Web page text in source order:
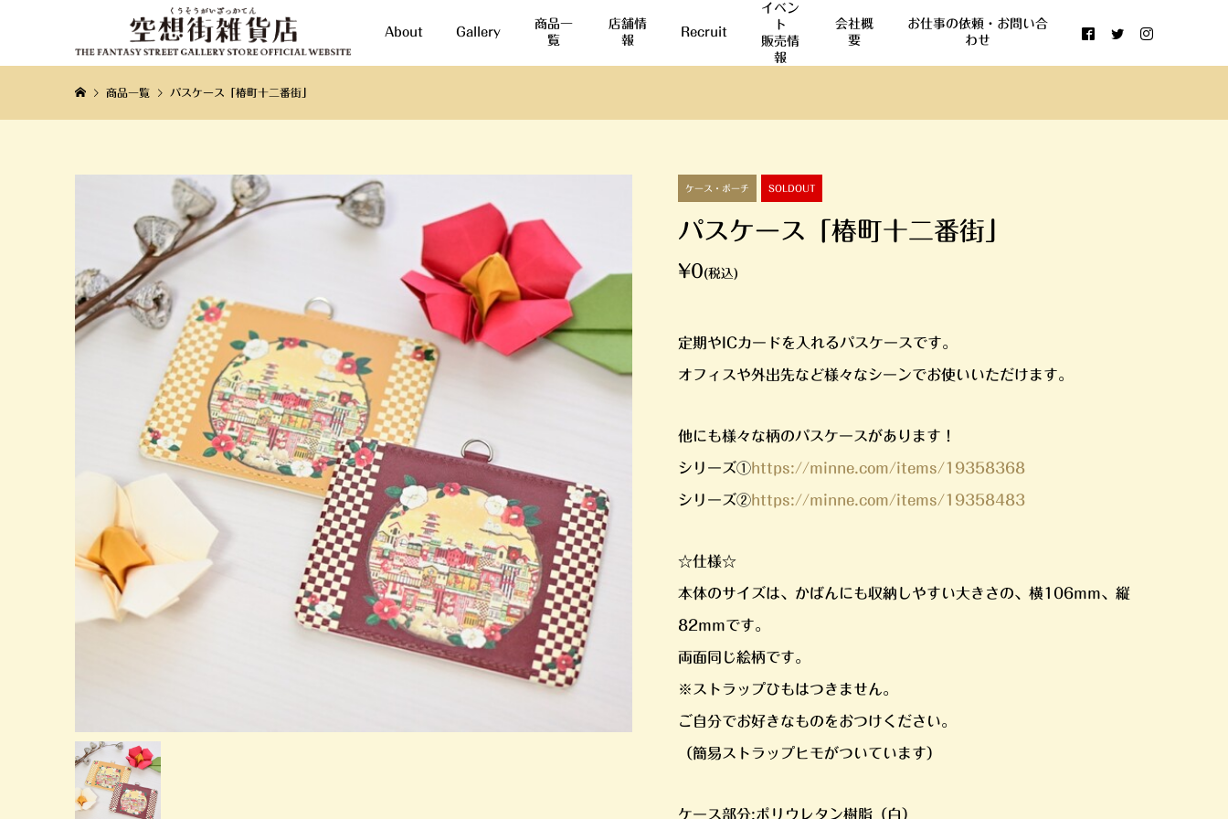
About Gallery
商品一
覧
店舗情
報
Recruit
イベン
ト
販売情
報
会社概
要
お仕事の依頼・お問い合
わせ
商品一覧 パスケース「椿町十二番街」
ケース・ポーチ SOLDOUT
パスケース「椿町十二番街」
¥0(税込)
定期やICカードを入れるパスケースです。
オフィスや外出先など様々なシーンでお使いいただけます。
他にも様々な柄のパスケースがあります！
シリーズ①https://minne.com/items/19358368
シリーズ②https://minne.com/items/19358483
☆仕様☆
本体のサイズは、かばんにも収納しやすい大きさの、横106mm、縦
82mmです。
両面同じ絵柄です。
※ストラップひもはつきません。
ご自分でお好きなものをおつけください。
（簡易ストラップヒモがついています）
ケース部分:ポリウレタン樹脂（白）